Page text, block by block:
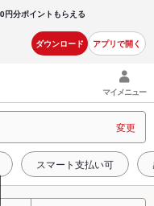
円分ポイントもらえる
ダウンロード アプリで開く
マイメニュー
変更
スマート支払い可